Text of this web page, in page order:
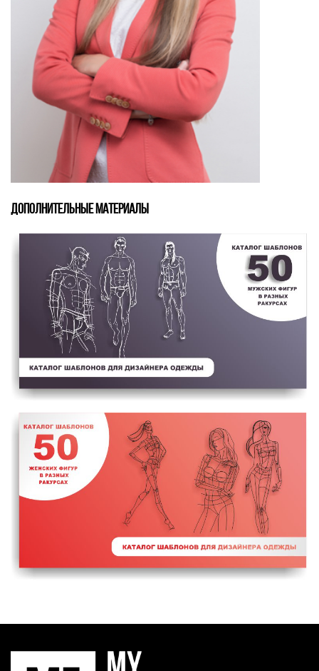
ДОПОЛНИТЕЛЬНЫЕ МАТЕРИАЛЫ